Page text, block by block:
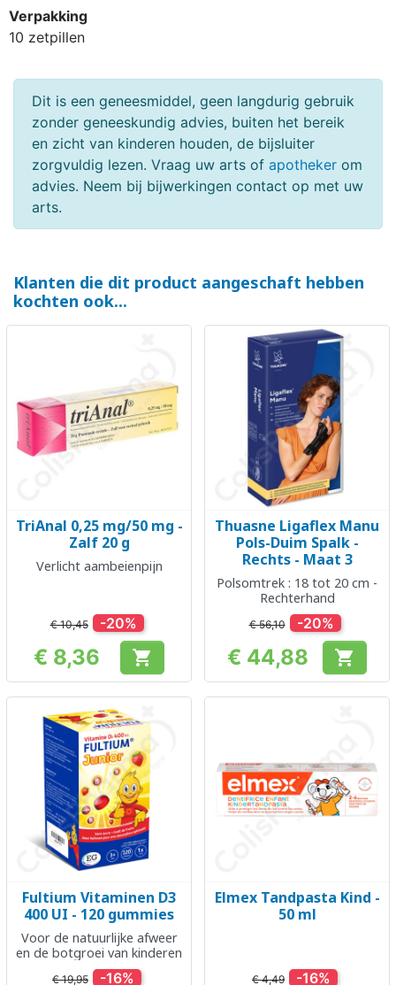
Verpakking
10 zetpillen
Dit is een geneesmiddel, geen langdurig gebruik
zonder geneeskundig advies, buiten het bereik
en zicht van kinderen houden, de bijsluiter
zorgvuldig lezen. Vraag uw arts of apotheker om
advies. Neem bij bijwerkingen contact op met uw
arts.
Klanten die dit product aangeschaft hebben
kochten ook...
TriAnal 0,25 mg/50 mg -
Zalf 20 g
Verlicht aambeienpijn
€ 10,45 -20%
Prijs
€ 8,36 
Thuasne Ligaflex Manu
Pols-Duim Spalk -
Rechts - Maat 3
Polsomtrek : 18 tot 20 cm -
Rechterhand
€ 56,10 -20%
Prijs
€ 44,88 
Fultium Vitaminen D3
400 UI - 120 gummies
Voor de natuurlijke afweer
en de botgroei van kinderen
€ 19,95 -16%
Elmex Tandpasta Kind -
50 ml
€ 4,49 -16%